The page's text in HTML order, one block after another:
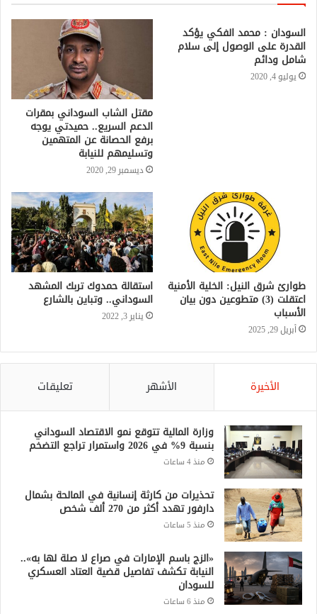
السودان : محمد الفكي يؤكد
القدرة على الوصول إلى سلام
شامل ودائم
يوليو 4, 2020
مقتل الشاب السوداني بمقرات
الدعم السريع.. حميدتي يوجه
برفع الحصانة عن المتهمين
وتسليمهم للنيابة
ديسمبر 29, 2020
طوارئ شرق النيل: الخلية الأمنية
اعتقلت (3) متطوعين دون بيان
الأسباب
أبريل 29, 2025
استقالة حمدوك تربك المشهد
السوداني.. وتباين بالشارع
يناير 3, 2022
الأخيرة الأشهر تعليقات
وزارة المالية تتوقع نمو الاقتصاد السوداني
بنسبة 9% في 2026 واستمرار تراجع التضخم
منذ 4 ساعات
تحذيرات من كارثة إنسانية في المالحة بشمال
دارفور تهدد أكثر من 270 ألف شخص
منذ 5 ساعات
«الزج باسم الإمارات في صراع لا صلة لها به»..
النيابة تكشف تفاصيل قضية العتاد العسكري
للسودان
منذ 6 ساعات